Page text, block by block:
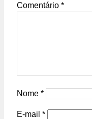
Comentário *
Nome *
E-mail *